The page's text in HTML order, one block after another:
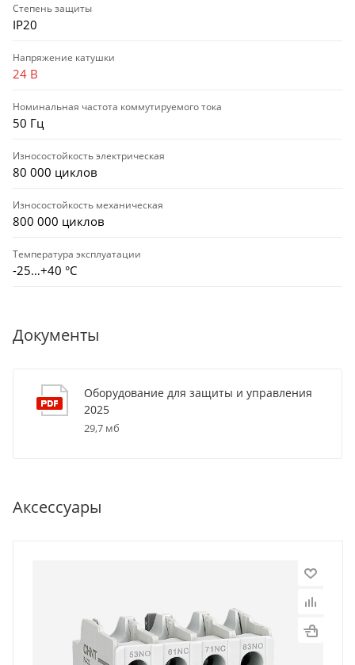
Степень защиты
IP20
Напряжение катушки
24 В
Номинальная частота коммутируемого тока
50 Гц
Износостойкость электрическая
80 000 циклов
Износостойкость механическая
800 000 циклов
Температура эксплуатации
-25…+40 °С
Документы
Оборудование для защиты и управления
2025
29,7 мб
Аксессуары